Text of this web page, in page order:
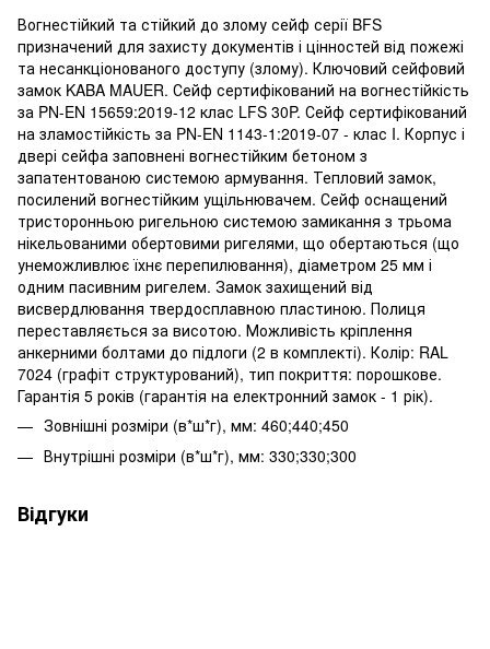
Вогнестійкий та стійкий до злому сейф серії BFS
призначений для захисту документів і цінностей від пожежі
та несанкціонованого доступу (злому). Ключовий сейфовий
замок KABA MAUER. Сейф сертифікований на вогнестійкість
за PN-EN 15659:2019-12 клас LFS 30P. Сейф сертифікований
на зламостійкість за PN-EN 1143-1:2019-07 - клас I. Корпус і
двері сейфа заповнені вогнестійким бетоном з
запатентованою системою армування. Тепловий замок,
посилений вогнестійким ущільнювачем. Сейф оснащений
тристоронньою ригельною системою замикання з трьома
нікельованими обертовими ригелями, що обертаються (що
унеможливлює їхнє перепилювання), діаметром 25 мм і
одним пасивним ригелем. Замок захищений від
висвердлювання твердосплавною пластиною. Полиця
переставляється за висотою. Можливість кріплення
анкерними болтами до підлоги (2 в комплекті). Колір: RAL
7024 (графіт структурований), тип покриття: порошкове.
Гарантія 5 років (гарантія на електронний замок - 1 рік).
Зовнішні розміри (в*ш*г), мм: 460;440;450
Внутрішні розміри (в*ш*г), мм: 330;330;300
Відгуки